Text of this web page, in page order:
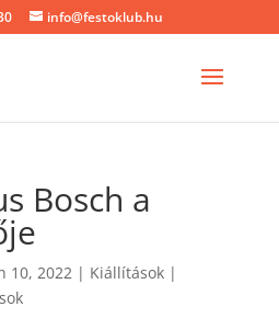
info@festoklub.hu
Bosch a
10, 2022| Kiállítások|